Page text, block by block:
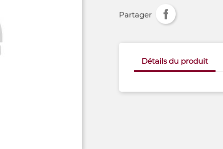
Partager
Détails du produit